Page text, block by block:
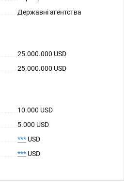
Державні агентства
25.000.000 USD
25.000.000 USD
10.000 USD
5.000 USD
*** USD
*** USD